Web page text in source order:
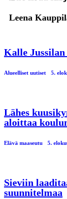
Leena
Kalle
Alueelliset uutiset 5.
Lähes
aloittaa
Elävä maaseutu 5.
Sieviin
suunnitelmaa